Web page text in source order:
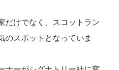
だけでなく、スコットラン
のスポットとなっていま